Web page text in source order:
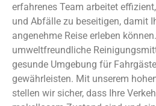
erfahrenes Team arbeitet
und Abfälle zu beseitigen, damit
angenehme Reise erleben
umweltfreundliche
gesunde Umgebung für
gewährleisten. Mit unserem
stellen wir sicher, dass Ihre